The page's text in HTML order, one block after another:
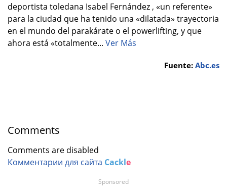
deportista toledana Isabel Fernández , «un referente»
para la ciudad que ha tenido una «dilatada» trayectoria
en el mundo del parakárate o el powerlifting, y que
ahora está «totalmente... Ver Más
Fuente: Abc.es
Comments
Comments are disabled
Комментарии для сайта Cackle
Sponsored